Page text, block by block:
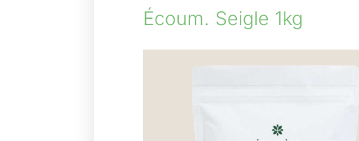
Écoum. Seigle 1kg